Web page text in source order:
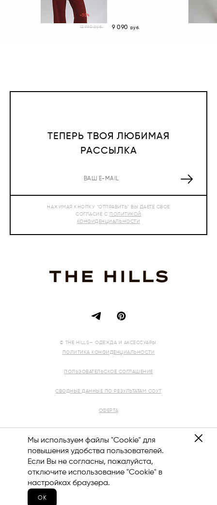
Мы используем файлы "Cookie" для
повышения удобства пользователей.
Если Вы не согласны, пожалуйста,
отключите использование "Cookie" в
настройках браузера.
ОК
-30%
12 990руб. 9 090 руб.
ТЕПЕРЬ ТВОЯ ЛЮБИМАЯ
РАССЫЛКА
НАЖИМАЯ КНОПКУ "ОТПРАВИТЬ" ВЫ ДАЕТЕ СВОЕ
СОГЛАСИЕ С ПОЛИТИКОЙ
КОНФИДЕНЦИАЛЬНОСТИ
© THE HILLS— ОДЕЖДА И АКСЕССУАРЫ.
ПОЛИТИКА КОНФИДЕНЦИАЛЬНОСТИ
ПОЛЬЗОВАТЕЛЬСКОЕ СОГЛАШЕНИЕ
СВОДНЫЕ ДАННЫЕ ПО РЕЗУЛЬТАТАМ СОУТ
ОФЕРТА
8 (800) 444-12-10